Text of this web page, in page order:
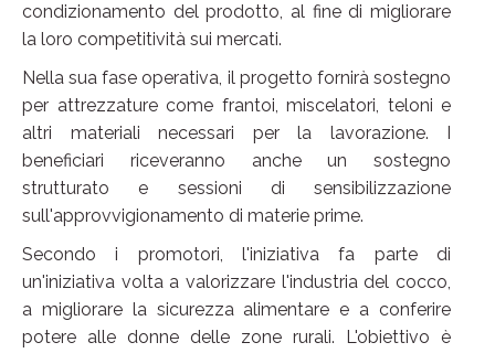
condizionamento del prodotto, al fine di migliorare
la loro competitività sui mercati.
Nella sua fase operativa, il progetto fornirà sostegno
per attrezzature come frantoi, miscelatori, teloni e
altri materiali necessari per la lavorazione. I
beneficiari riceveranno anche un sostegno
strutturato e sessioni di sensibilizzazione
sull'approvvigionamento di materie prime.
Secondo i promotori, l'iniziativa fa parte di
un'iniziativa volta a valorizzare l'industria del cocco,
a migliorare la sicurezza alimentare e a conferire
potere alle donne delle zone rurali. L'obiettivo è